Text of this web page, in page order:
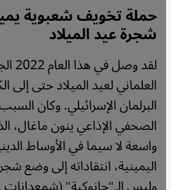
حملة تخويف شعبوية
شجرة عيد الميلاد
العلماني لعيد الميلاد حتى
البرلمان الإسرائيلي. وكان
الصحفي الإذاعي ينون ماغال،
واسعة لا سيما في الأوساط
اليمينية، انتقاداته إلى وضع